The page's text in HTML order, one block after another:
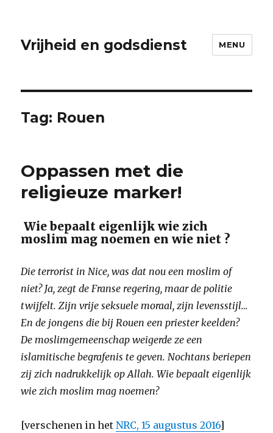
Vrijheid en godsdienst MENU
Tag: Rouen
Oppassen met die
religieuze marker!
Wie bepaalt eigenlijk wie zich
moslim mag noemen en wie niet ?
Die terrorist in Nice, was dat nou een moslim of
niet? Ja, zegt de Franse regering, maar de politie
twijfelt. Zijn vrije seksuele moraal, zijn levensstijl…
En de jongens die bij Rouen een priester keelden?
De moslimgemeenschap weigerde ze een
islamitische begrafenis te geven. Nochtans beriepen
zij zich nadrukkelijk op Allah. Wie bepaalt eigenlijk
wie zich moslim mag noemen?
[verschenen in hetNRC, 15 augustus 2016]